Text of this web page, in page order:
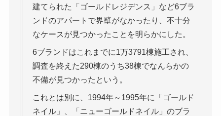
建てられた「ゴールドレジデンス」など6ブラ
ンドのアパートで界壁がなかったり、不十分
なケースが見つかったことを明らかにした。
6ブランドはこれまでに1万3791棟施工され、
調査を終えた290棟のうち38棟でなんらかの
不備が見つかったという。
これとは別に、1994年～1995年に「ゴールド
ネイル」、「ニューゴールドネイル」のブラ